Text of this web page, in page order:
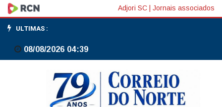
IBC-
Br
acelera
cresce
Adjori SC Jornais associados
ULTIMAS :
08/08/2026 04:39